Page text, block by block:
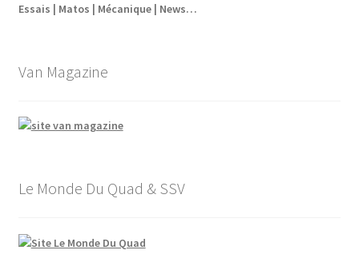
Essais | Matos | Mécanique | News…
Van Magazine
Le Monde Du Quad & SSV